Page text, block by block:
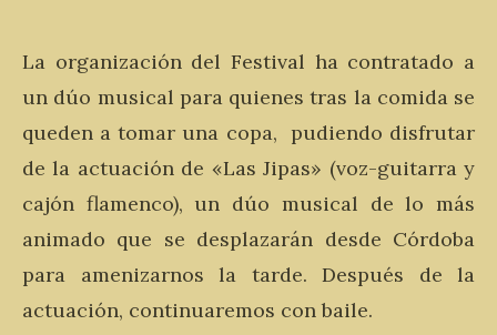
La organización del Festival ha contratado a
un dúo musical para quienes tras la comida se
queden a tomar una copa, pudiendo disfrutar
de la actuación de «Las Jipas» (voz-guitarra y
cajón flamenco), un dúo musical de lo más
animado que se desplazarán desde Córdoba
para amenizarnos la tarde. Después de la
actuación, continuaremos con baile.